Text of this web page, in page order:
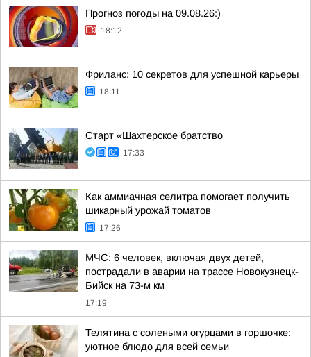
Прогноз погоды на 09.08.26:)
18:12
Фриланс: 10 секретов для успешной карьеры
18:11
Старт «Шахтерское братство
17:33
Как аммиачная селитра помогает получить
шикарный урожай томатов
17:26
МЧС: 6 человек, включая двух детей,
пострадали в аварии на трассе Новокузнецк-
Бийск на 73-м км
17:19
Телятина с солеными огурцами в горшочке:
уютное блюдо для всей семьи